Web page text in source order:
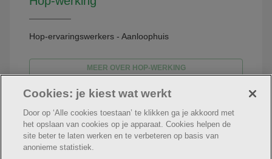
Hop-ervaringswerkers - Aanloophuis
MEER OVER HOP-WERKING
Cookies: je kiest wat werkt
Door op ‘Alle cookies toestaan’ te klikken ga je akkoord met
het opslaan van cookies op je apparaat. Cookies helpen de
site beter te laten werken en te verbeteren op basis van
anonieme statistiek.